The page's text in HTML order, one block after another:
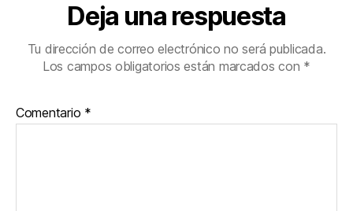
Deja una respuesta
Tu dirección de correo electrónico no será publicada.
Los campos obligatorios están marcados con *
Comentario *